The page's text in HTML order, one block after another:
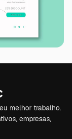
melhor trabalho.
empresas,